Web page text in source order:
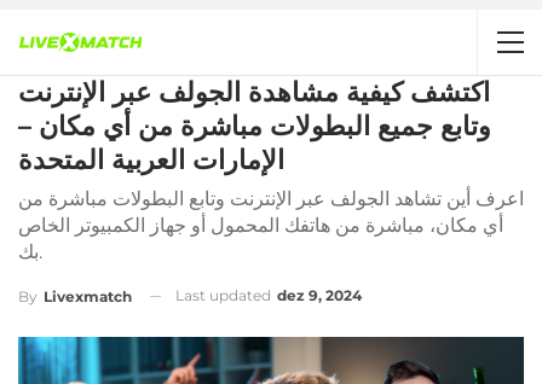
اكتشف كيفية مشاهدة الجولف عبر الإنترنت
وتابع جميع البطولات مباشرة من أي مكان –
الإمارات العربية المتحدة
اعرف أين تشاهد الجولف عبر الإنترنت وتابع البطولات مباشرة من
أي مكان، مباشرة من هاتفك المحمول أو جهاز الكمبيوتر الخاص
بك.
By Livexmatch Last updated dez 9, 2024